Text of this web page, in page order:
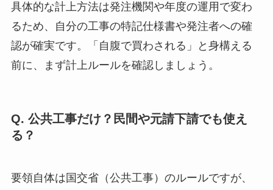
具体的な計上方法は発注機関や年度の運用で変わ
るため、自分の工事の特記仕様書や発注者への確
認が確実です。「自腹で買わされる」と身構える
前に、まず計上ルールを確認しましょう。
Q. 公共工事だけ？民間や元請下請でも使え
る？
要領自体は国交省（公共工事）のルールですが、